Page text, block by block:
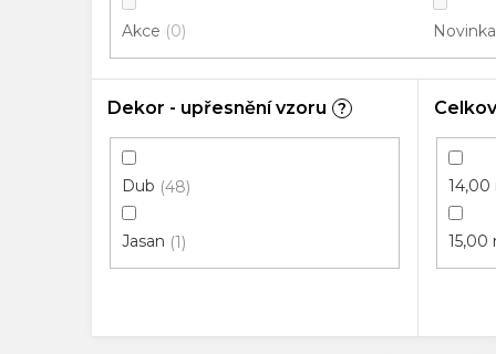
Akce 0 Novinka
Dekor - upřesnění vzoru ?
Dub 48
Jasan 1 15,00